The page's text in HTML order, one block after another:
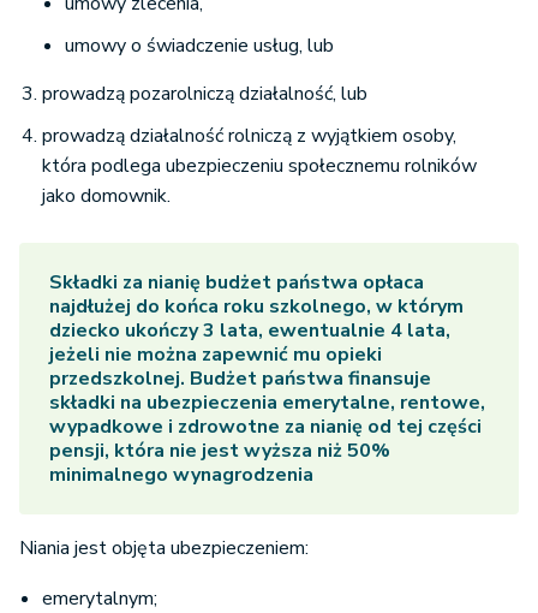
umowy o świadczenie usług, lub
prowadzą pozarolniczą działalność, lub
prowadzą działalność rolniczą z wyjątkiem osoby,
która podlega ubezpieczeniu społecznemu rolników
jako domownik.
Składki za nianię budżet państwa opłaca
najdłużej do końca roku szkolnego, w którym
dziecko ukończy 3 lata, ewentualnie 4 lata,
jeżeli nie można zapewnić mu opieki
przedszkolnej. Budżet państwa finansuje
składki na ubezpieczenia emerytalne, rentowe,
wypadkowe i zdrowotne za nianię od tej części
pensji, która nie jest wyższa niż 50%
minimalnego wynagrodzenia
Niania jest objęta ubezpieczeniem:
emerytalnym;